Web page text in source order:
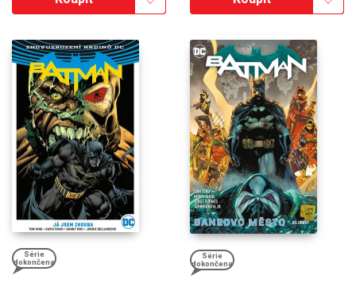
Série
dokončena
Série
dokončena